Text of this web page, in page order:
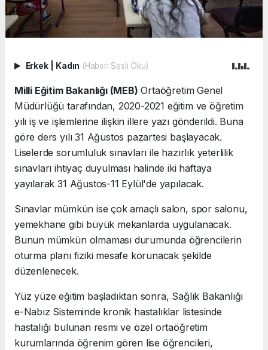
Erkek Kadın (Haberi Sesli Oku)
Milli Eğitim Bakanlığı (MEB) Ortaöğretim Genel
Müdürlüğü tarafından, 2020-2021 eğitim ve öğretim
yılı iş ve işlemlerine ilişkin illere yazı gönderildi. Buna
göre ders yılı 31 Ağustos pazartesi başlayacak.
Liselerde sorumluluk sınavları ile hazırlık yeterlilik
sınavları ihtiyaç duyulması halinde iki haftaya
yayılarak 31 Ağustos-11 Eylül'de yapılacak.
Sınavlar mümkün ise çok amaçlı salon, spor salonu,
yemekhane gibi büyük mekanlarda uygulanacak.
Bunun mümkün olmaması durumunda öğrencilerin
oturma planı fiziki mesafe korunacak şekilde
düzenlenecek.
Yüz yüze eğitim başladıktan sonra, Sağlık Bakanlığı
e-Nabız Sisteminde kronik hastalıklar listesinde
hastalığı bulunan resmi ve özel ortaöğretim
kurumlarında öğrenim gören lise öğrencileri,